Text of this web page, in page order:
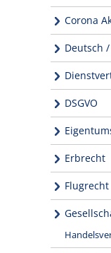
Corona
Deutsch
DSGVO
Erbrecht
Flugrecht